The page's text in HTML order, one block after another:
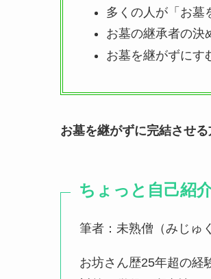
多くの人が「お墓
お墓の継承者の決
お墓を継がずにす
お墓を継がずに完結させ
ちょっと自己紹
筆者：未熟僧（みじゅ
お坊さん歴25年超の経